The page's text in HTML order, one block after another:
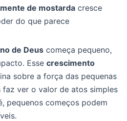
de mostarda cresce
do que parece
de Deus começa pequeno,
Esse crescimento
sobre a força das pequenas
faz ver o valor de atos simples
pequenos começos podem